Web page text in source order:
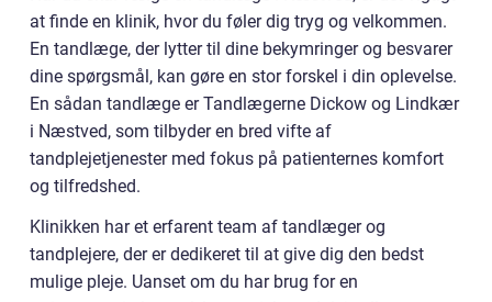
at finde en klinik, hvor du føler dig tryg og velkommen.
En tandlæge, der lytter til dine bekymringer og besvarer
dine spørgsmål, kan gøre en stor forskel i din oplevelse.
En sådan tandlæge er Tandlægerne Dickow og Lindkær
i Næstved, som tilbyder en bred vifte af
tandplejetjenester med fokus på patienternes komfort
og tilfredshed.
Klinikken har et erfarent team af tandlæger og
tandplejere, der er dedikeret til at give dig den bedst
mulige pleje. Uanset om du har brug for en